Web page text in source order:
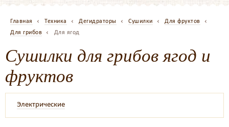
Главная Техника Дегидраторы Сушилки
Для фруктов
Для грибов
Для ягод
Сушилки для грибов ягод и
фруктов
Электрические